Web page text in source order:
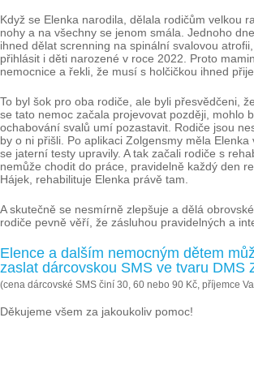
Když se Elenka narodila, dělala rodičům velkou
nohy a na všechny se jenom smála. Jednoho
ihned dělat screnning na spinální svalovou
přihlásit i děti narozené v roce 2022. Proto
nemocnice a řekli, že musí s holčičkou ihned
To byl šok pro oba rodiče, ale byli přesvědčeni,
se tato nemoc začala projevovat později, mohlo
ochabování svalů umí pozastavit. Rodiče jsou
by o ni přišli. Po aplikaci Zolgensmy měla
se jaterní testy upravily. A tak začali rodiče s
nemůže chodit do práce, pravidelně každý den
Hájek, rehabilituje Elenka právě tam.
A skutečně se nesmírně zlepšuje a dělá
rodiče pevně věří, že zásluhou pravidelných a
Elence a dalším nemocným dětem
zaslat dárcovskou SMS ve tvaru DMS
(cena dárcovské SMS činí 30, 60 nebo 90 Kč, příjemce
Děkujeme všem za jakoukoliv pomoc!